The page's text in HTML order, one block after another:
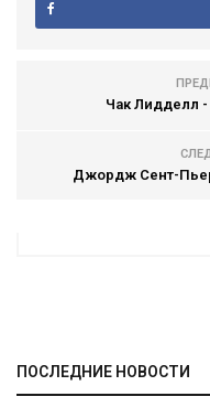
Чак Лидделл -
Джордж Сент-
ПОСЛЕДНИЕ НОВОСТИ